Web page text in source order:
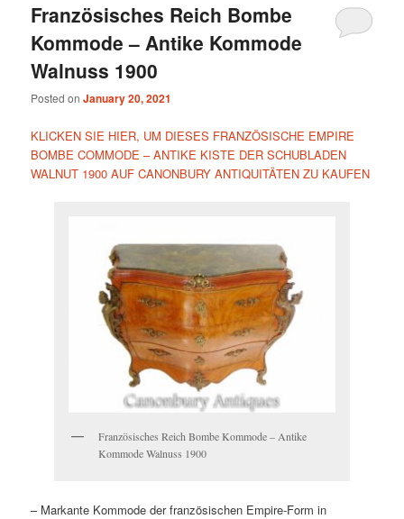
Französisches Reich Bombe
Kommode – Antike Kommode
Walnuss 1900
Posted onJanuary 20, 2021
KLICKEN SIE HIER, UM DIESES FRANZÖSISCHE EMPIRE
BOMBE COMMODE – ANTIKE KISTE DER SCHUBLADEN
WALNUT 1900 AUF CANONBURY ANTIQUITÄTEN ZU KAUFEN
Französisches Reich Bombe Kommode – Antike
Kommode Walnuss 1900
– Markante Kommode der französischen Empire-Form in